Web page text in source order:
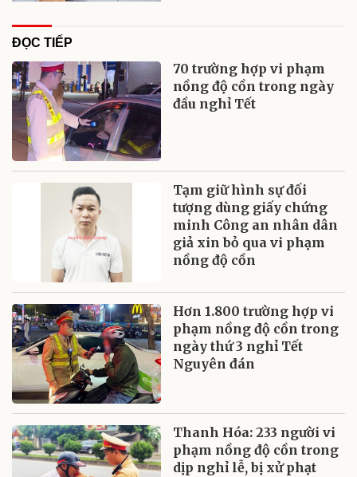
ĐỌC TIẾP
70 trường hợp vi phạm
nồng độ cồn trong ngày
đầu nghỉ Tết
Tạm giữ hình sự đối
tượng dùng giấy chứng
minh Công an nhân dân
giả xin bỏ qua vi phạm
nồng độ cồn
Hơn 1.800 trường hợp vi
phạm nồng độ cồn trong
ngày thứ 3 nghỉ Tết
Nguyên đán
Thanh Hóa: 233 người vi
phạm nồng độ cồn trong
dịp nghỉ lễ, bị xử phạt